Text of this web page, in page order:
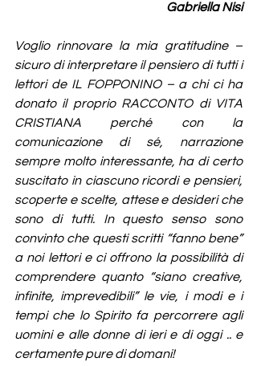
Gabriella Nisi
Voglio rinnovare la mia gratitudine –
sicuro di interpretare il pensiero di tutti i
lettori de IL FOPPONINO – a chi ci ha
donato il proprio RACCONTO di VITA
CRISTIANA perché con la
comunicazione di sé, narrazione
sempre molto interessante, ha di certo
suscitato in ciascuno ricordi e pensieri,
scoperte e scelte, attese e desideri che
sono di tutti. In questo senso sono
convinto che questi scritti “fanno bene”
a noi lettori e ci offrono la possibilità di
comprendere quanto “siano creative,
infinite, imprevedibili” le vie, i modi e i
tempi che lo Spirito fa percorrere agli
uomini e alle donne di ieri e di oggi .. e
certamente pure di domani!